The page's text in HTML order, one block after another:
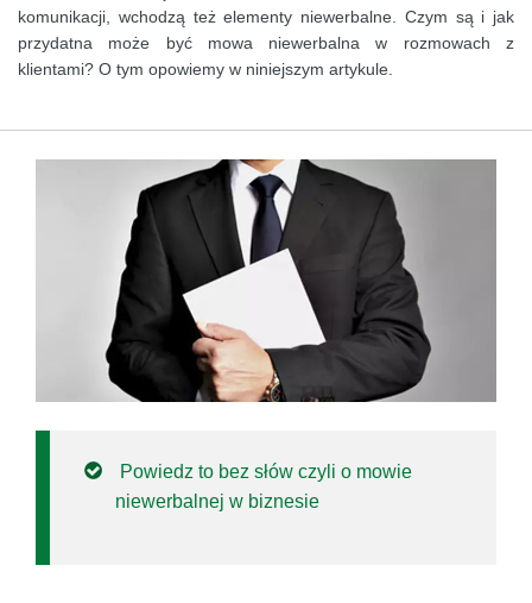
komunikacji, wchodzą też elementy niewerbalne. Czym są i jak
przydatna może być mowa niewerbalna w rozmowach z
klientami? O tym opowiemy w niniejszym artykule.
Powiedz to bez słów czyli o mowie
niewerbalnej w biznesie